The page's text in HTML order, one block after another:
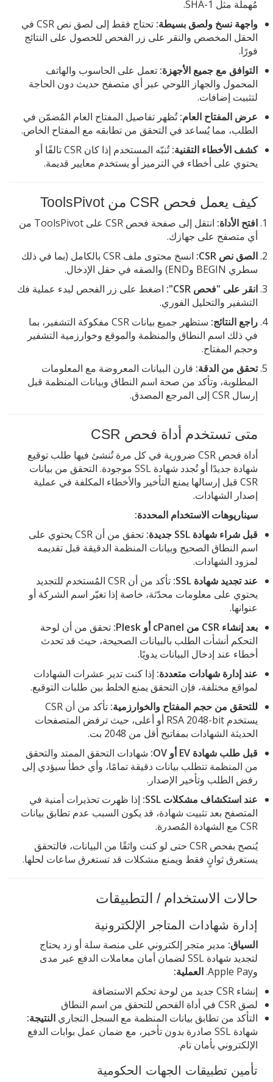
مُهملة مثل SHA-1.
واجهة نسخ ولصق بسيطة:
تحتاج فقط إلى لصق نص CSR في
الحقل المخصص والنقر على زر الفحص للحصول على النتائج
فورًا.
التوافق مع جميع الأجهزة: تعمل على الحاسوب والهاتف
المحمول والجهاز اللوحي عبر أي متصفح حديث دون الحاجة
لتثبيت إضافات.
عرض المفتاح العام:تُظهر تفاصيل المفتاح العام المُضمّن في
الطلب، مما يُساعد في التحقق من تطابقه مع المفتاح الخاص.
كشف الأخطاء التقنية:
تُنبّه المستخدم إذا كان CSR تالفًا أو
يحتوي على أخطاء في الترميز أو يستخدم معايير قديمة.
كيف يعمل فحص CSR من ToolsPivot
افتح الأداة:
انتقل إلى صفحة فحص CSR على ToolsPivot من
أي متصفح على جهازك.
الصق نص CSR:
انسخ محتوى ملف CSR بالكامل (بما في ذلك
سطري BEGIN وEND) والصقه في حقل الإدخال.
انقر على "فحص CSR":
اضغط على زر الفحص لبدء عملية فك
التشفير والتحليل الفوري.
راجع النتائج:
ستظهر جميع بيانات CSR مفكوكة التشفير، بما
في ذلك اسم النطاق والمنظمة والموقع وخوارزمية التشفير
وحجم المفتاح.
تحقق من الدقة: قارن البيانات المعروضة مع المعلومات
المطلوبة، وتأكد من صحة اسم النطاق وبيانات المنظمة قبل
إرسال CSR إلى المرجع المصدق.
متى تستخدم أداة فحص CSR
أداة فحص CSR ضرورية في كل مرة تُنشئ فيها طلب توقيع
شهادة جديدًا أو تُجدد شهادة SSL موجودة. التحقق من بيانات
CSR قبل إرسالها يمنع التأخير والأخطاء المكلفة في عملية
إصدار الشهادات.
سيناريوهات الاستخدام المحددة:
قبل شراء شهادة SSL جديدة:
تحقق من أن CSR يحتوي على
اسم النطاق الصحيح وبيانات المنظمة الدقيقة قبل تقديمه
لمزود الشهادات.
عند تجديد شهادة SSL:
تأكد من أن CSR المُستخدم للتجديد
يحتوي على معلومات محدّثة، خاصة إذا تغيّر اسم الشركة أو
عنوانها.
بعد إنشاء CSR من cPanel أو Plesk:
تحقق من أن لوحة
التحكم أنشأت الطلب بالبيانات الصحيحة، حيث قد تحدث
أخطاء عند إدخال البيانات يدويًا.
عند إدارة شهادات متعددة: إذا كنت تدير عشرات الشهادات
لمواقع مختلفة، فإن التحقق يمنع الخلط بين طلبات التوقيع.
للتحقق من حجم المفتاح والخوارزمية:
تأكد من أن CSR
يستخدم RSA 2048-bit أو أعلى، حيث ترفض المتصفحات
الحديثة الشهادات بمفاتيح أقل من 2048 بت.
قبل طلب شهادة EV أو OV:
شهادات التحقق الممتد والتحقق
من المنظمة تتطلب بيانات دقيقة تمامًا، وأي خطأ سيؤدي إلى
رفض الطلب وتأخير الإصدار.
عند استكشاف مشكلات SSL:
إذا ظهرت تحذيرات أمنية في
المتصفح بعد تثبيت شهادة، قد يكون السبب عدم تطابق بيانات
CSR مع الشهادة المُصدرة.
يُنصح بفحص CSR حتى لو كنت واثقًا من البيانات، فالتحقق
يستغرق ثوانٍ فقط ويمنع مشكلات قد تستغرق ساعات لحلها.
حالات الاستخدام / التطبيقات
إدارة شهادات المتاجر الإلكترونية
السياق: مدير متجر إلكتروني على منصة سلة أو زد يحتاج
لتجديد شهادة SSL لضمان أمان معاملات الدفع عبر مدى
وApple Pay.
العملية:
إنشاء CSR جديد من لوحة تحكم الاستضافة
لصق CSR في أداة الفحص للتحقق من اسم النطاق
التأكد من تطابق بيانات المنظمة مع السجل التجاري النتيجة:
شهادة SSL صادرة بدون تأخير، مع ضمان عمل بوابات الدفع
الإلكتروني بأمان تام.
تأمين تطبيقات الجهات الحكومية